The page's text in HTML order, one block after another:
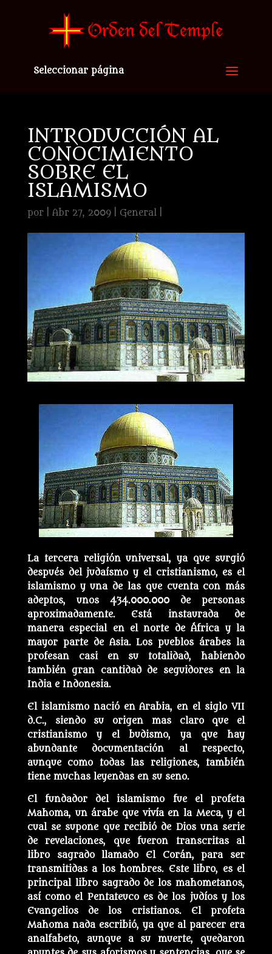
Seleccionar página
INTRODUCCIÓN AL
CONOCIMIENTO
SOBRE EL
ISLAMISMO
por Abr 27, 2009| General|
La tercera religión universal, ya que surgió
después del judaísmo y el cristianismo, es el
islamismo y una de las que cuenta con más
adeptos, unos 434.000.000 de personas
aproximadamente. Está instaurada de
manera especial en el norte de África y la
mayor parte de Asia. Los pueblos árabes la
profesan casi en su totalidad, habiendo
también gran cantidad de seguidores en la
India e Indonesia.
El islamismo nació en Arabia, en el siglo VII
d.C., siendo su origen mas claro que el
cristianismo y el budismo, ya que hay
abundante documentación al respecto,
aunque como todas las religiones, también
tiene muchas leyendas en su seno.
El fundador del islamismo fue el profeta
Mahoma, un árabe que vivía en la Meca, y el
cual se supone que recibió de Dios una serie
de revelaciones, que fueron transcritas al
libro sagrado llamado El Corán, para ser
transmitidas a los hombres. Este libro, es el
principal libro sagrado de los mahometanos,
así como el Pentateuco es de los judíos y los
Evangelios de los cristianos. El profeta
Mahoma nada escribió, ya que al parecer era
analfabeto, aunque a su muerte, quedaron